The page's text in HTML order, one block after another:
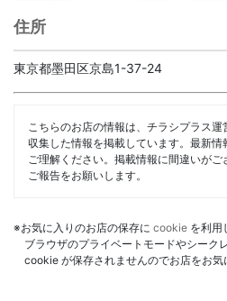
住所
東京都墨田区京島1-37-24
こちらのお店の情報は、チラシプラス
収集した情報を掲載しています。最新
ご理解ください。掲載情報に間違いがご
ご報告をお願いします。
※お気に入りのお店の保存に cookie を利用
ブラウザのプライベートモードやシーク
cookie が保存されませんのでお店をお気